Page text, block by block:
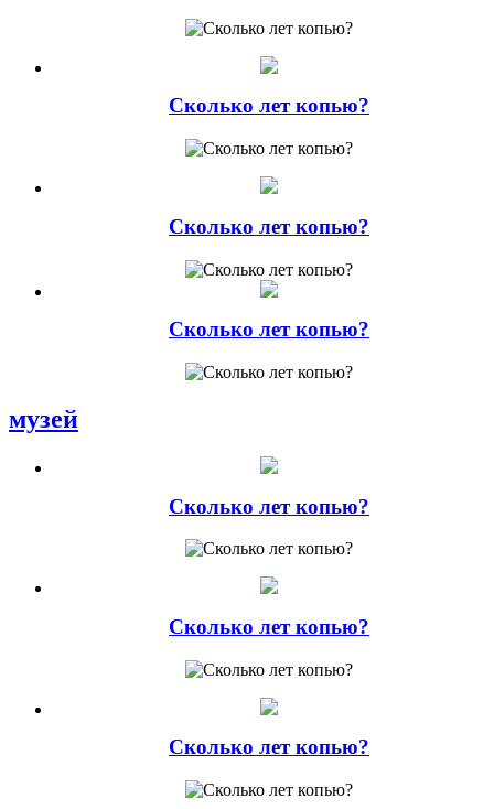
Сколько лет копью?
Сколько лет копью?
Сколько лет копью?
музей
Сколько лет копью?
Сколько лет копью?
Сколько лет копью?